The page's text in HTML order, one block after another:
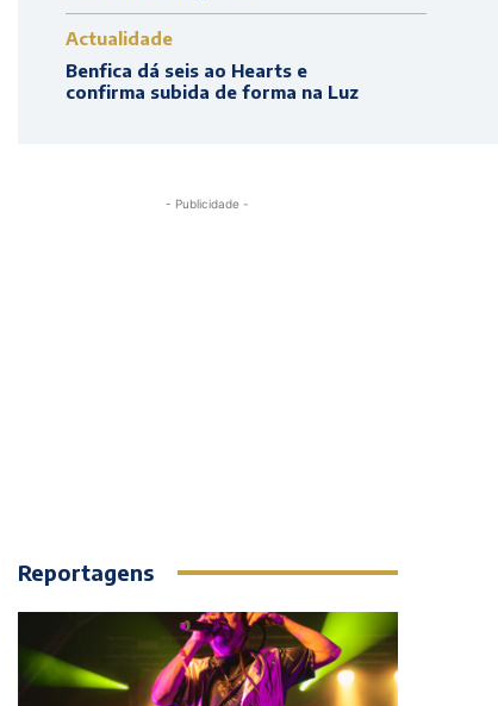
Actualidade
Benfica dá seis ao Hearts e
confirma subida de forma na Luz
- Publicidade -
Reportagens